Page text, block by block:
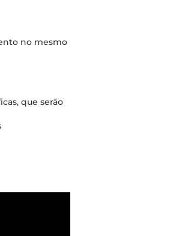
no mesmo
que serão